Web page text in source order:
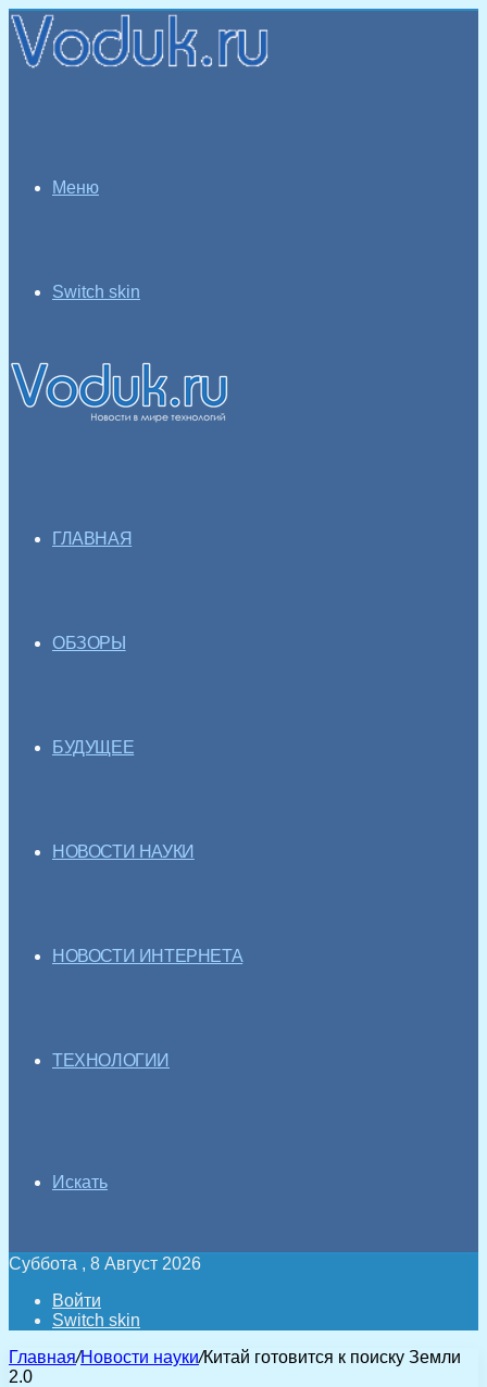
Меню
Switch skin
ГЛАВНАЯ
ОБЗОРЫ
БУДУЩЕЕ
НОВОСТИ НАУКИ
НОВОСТИ ИНТЕРНЕТА
ТЕХНОЛОГИИ
Искать
Суббота , 8 Август 2026
Войти
Switch skin
Главная/Новости науки/Китай готовится к поиску Земли
2.0